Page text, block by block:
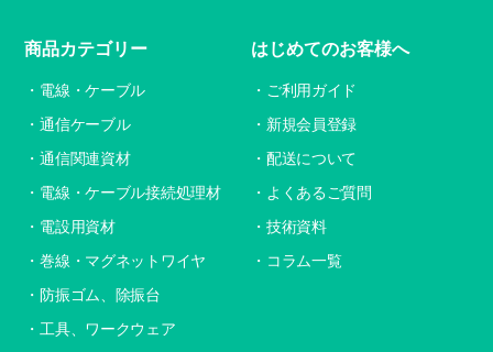
商品カテゴリー
電線・ケーブル
通信ケーブル
通信関連資材
電線・ケーブル接続処理材
電設用資材
巻線・マグネットワイヤ
防振ゴム、除振台
工具、ワークウェア
はじめてのお客様へ
ご利用ガイド
新規会員登録
配送について
よくあるご質問
技術資料
コラム一覧